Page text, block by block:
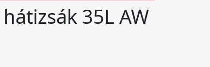
35L AW